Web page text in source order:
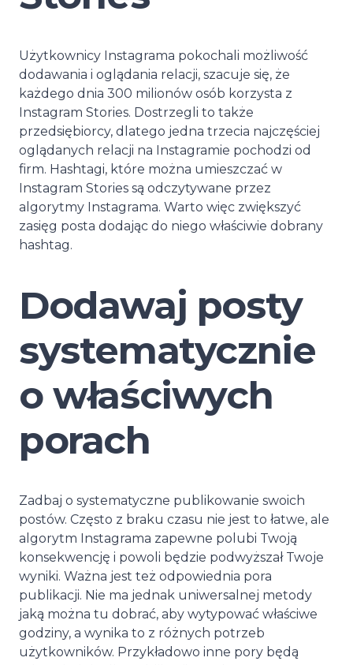
Użytkownicy Instagrama pokochali możliwość
dodawania i oglądania relacji, szacuje się, że
każdego dnia 300 milionów osób korzysta z
Instagram Stories. Dostrzegli to także
przedsiębiorcy, dlatego jedna trzecia najczęściej
oglądanych relacji na Instagramie pochodzi od
firm. Hashtagi, które można umieszczać w
Instagram Stories są odczytywane przez
algorytmy Instagrama. Warto więc zwiększyć
zasięg posta dodając do niego właściwie dobrany
hashtag.
Dodawaj posty
systematycznie
o właściwych
porach
Zadbaj o systematyczne publikowanie swoich
postów. Często z braku czasu nie jest to łatwe, ale
algorytm Instagrama zapewne polubi Twoją
konsekwencję i powoli będzie podwyższał Twoje
wyniki. Ważna jest też odpowiednia pora
publikacji. Nie ma jednak uniwersalnej metody
jaką można tu dobrać, aby wytypować właściwe
godziny, a wynika to z różnych potrzeb
użytkowników. Przykładowo inne pory będą